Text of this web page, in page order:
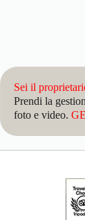
Sei il
Prendi la
foto e video.